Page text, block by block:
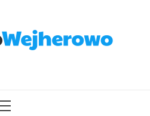
MENU